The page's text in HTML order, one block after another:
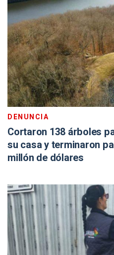
DENUNCIA
Cortaron 138 árboles
su casa y terminaron
millón de dólares